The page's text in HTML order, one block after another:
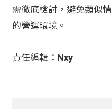
需徹底檢討，避免類似
的營運環境。
責任編輯：Nxy